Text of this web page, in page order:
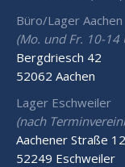
Büro/Lager Aachen
(Mo. und Fr. 10-
Bergdriesch 42
52062 Aachen
Lager Eschweiler
(nach
Aachener Straße
52249 Eschweiler